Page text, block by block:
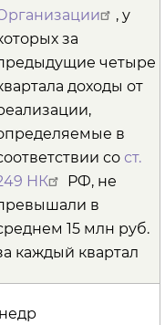
, у
за
четыре
доходы от
в
со ст.
НК
РФ, не
в
15 млн руб.
каждый квартал